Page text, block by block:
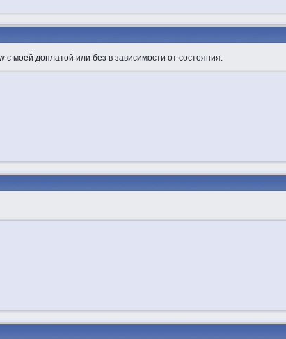
моей доплатой или без в зависимости от состояния.